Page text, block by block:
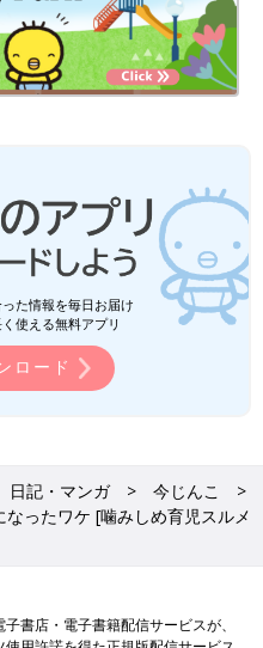
た情報を毎日お届け
使える無料アプリ
ロード
日記・マンガ
今じんこ
ったワケ [噛みしめ育児スルメ
書店・電子書籍配信サービスが、